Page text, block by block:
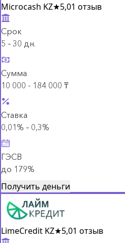
Microcash KZ★5,01 отзыв
Срок
5 – 30 дн.
Сумма
10 000 - 184 000 ₸
Ставка
0,01% – 0,3%
ГЭСВ
до 179%
Получить деньги
LimeCredit KZ★5,01 отзыв